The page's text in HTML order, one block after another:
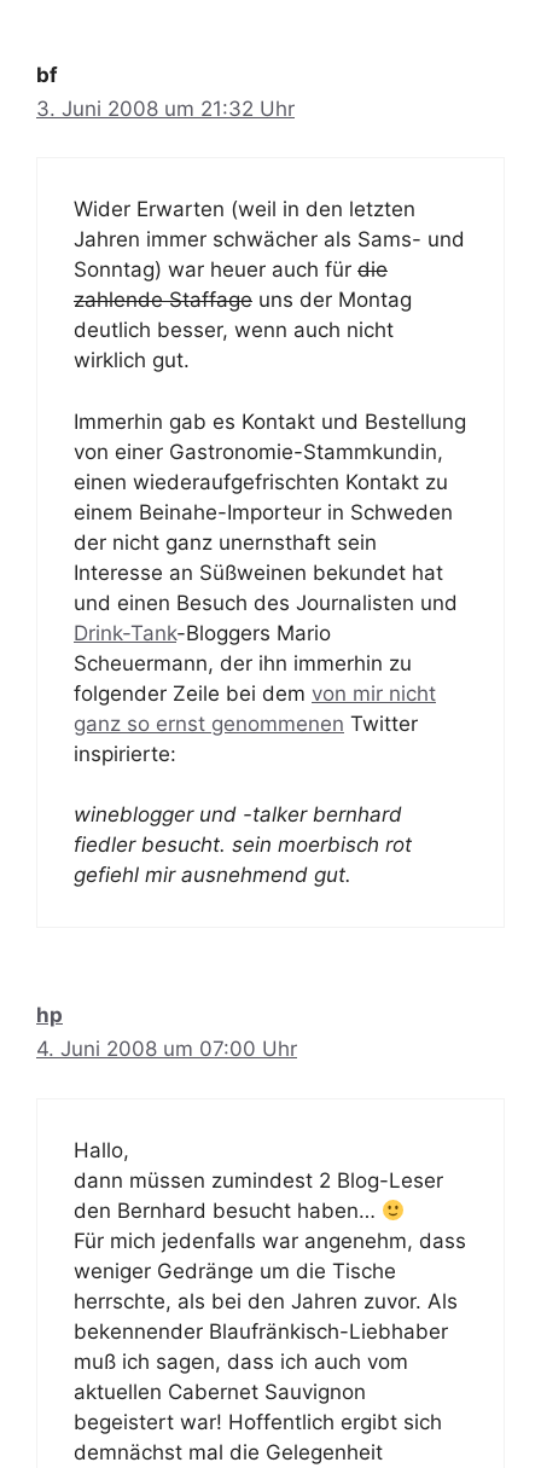
bf
3. Juni 2008 um 21:32 Uhr
Wider Erwarten (weil in den letzten
Jahren immer schwächer als Sams- und
Sonntag) war heuer auch für die
zahlende Staffage uns der Montag
deutlich besser, wenn auch nicht
wirklich gut.
Immerhin gab es Kontakt und Bestellung
von einer Gastronomie-Stammkundin,
einen wiederaufgefrischten Kontakt zu
einem Beinahe-Importeur in Schweden
der nicht ganz unernsthaft sein
Interesse an Süßweinen bekundet hat
und einen Besuch des Journalisten und
Drink-Tank-Bloggers Mario
Scheuermann, der ihn immerhin zu
folgender Zeile bei dem von mir nicht
ganz so ernst genommenen Twitter
inspirierte:
wineblogger und -talker bernhard
fiedler besucht. sein moerbisch rot
gefiehl mir ausnehmend gut.
hp
4. Juni 2008 um 07:00 Uhr
Hallo,
dann müssen zumindest 2 Blog-Leser
den Bernhard besucht haben…
Für mich jedenfalls war angenehm, dass
weniger Gedränge um die Tische
herrschte, als bei den Jahren zuvor. Als
bekennender Blaufränkisch-Liebhaber
muß ich sagen, dass ich auch vom
aktuellen Cabernet Sauvignon
begeistert war! Hoffentlich ergibt sich
demnächst mal die Gelegenheit